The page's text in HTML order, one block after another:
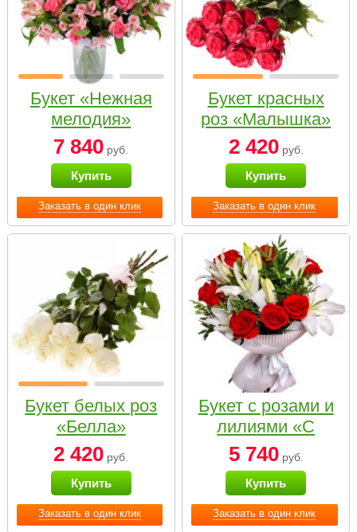
Заказать в один клик
Букет «Нежная
мелодия»
7 840 руб.
Купить
Заказать в один клик
Букет красных
роз «Малышка»
2 420руб.
Купить
Заказать в один клик
Букет белых роз
«Белла»
2 420 руб.
Купить
Заказать в один клик
Букет с розами и
лилиями «С
наилучшими
пожеланиями»
5 740руб.
Купить